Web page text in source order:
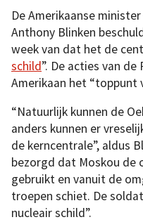
De Amerikaanse
Anthony Blinken
week van dat het de
schild”. De acties van
Amerikaan het “toppunt
“Natuurlijk kunnen de
anders kunnen er
de kerncentrale”, aldus
bezorgd dat Moskou de
gebruikt en vanuit de
troepen schiet. De
nucleair schild”.